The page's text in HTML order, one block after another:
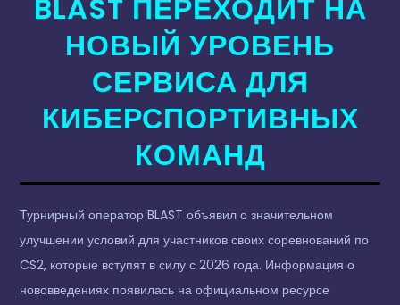
BLAST ПЕРЕХОДИТ НА
НОВЫЙ УРОВЕНЬ
СЕРВИСА ДЛЯ
КИБЕРСПОРТИВНЫХ
КОМАНД
Турнирный оператор BLAST объявил о значительном
улучшении условий для участников своих соревнований по
CS2, которые вступят в силу с 2026 года. Информация о
нововведениях появилась на официальном ресурсе